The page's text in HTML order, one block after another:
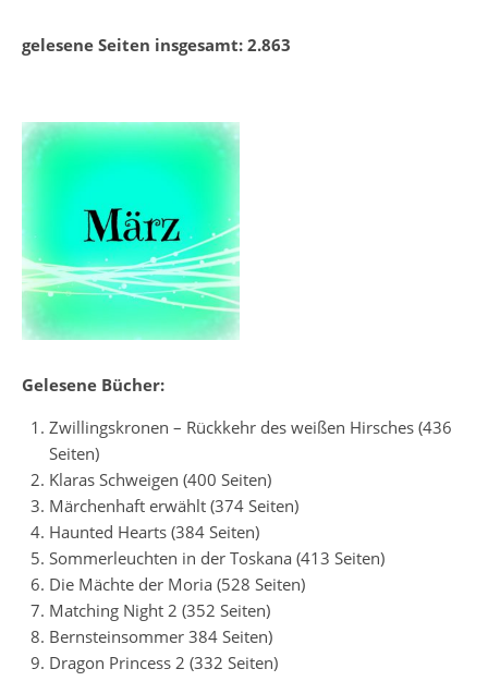
gelesene Seiten insgesamt: 2.863
Gelesene Bücher:
Zwillingskronen – Rückkehr des weißen Hirsches (436
Seiten)
Klaras Schweigen (400 Seiten)
Märchenhaft erwählt (374 Seiten)
Haunted Hearts (384 Seiten)
Sommerleuchten in der Toskana (413 Seiten)
Die Mächte der Moria (528 Seiten)
Matching Night 2 (352 Seiten)
Bernsteinsommer 384 Seiten)
Dragon Princess 2 (332 Seiten)